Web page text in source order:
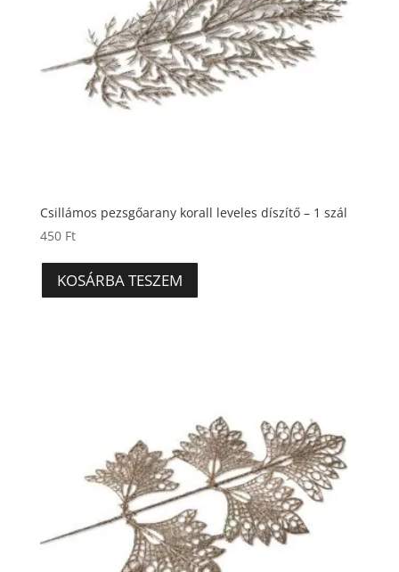
Csillámos pezsgőarany korall leveles díszítő – 1 szál
450 Ft
KOSÁRBA TESZEM